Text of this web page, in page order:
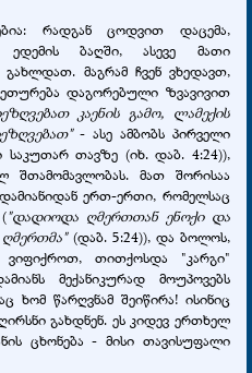
რადგან ცოდვით დაცემა,
ედემის ბაღში, ასევე მათი
მაგრამ ჩვენ ვხედავთ,
დაგორებული ზვავივით
კაენის გამო, ლამექის
- ასე ამბობს პირველი
საკუთარ თავზე (იხ. დაბ. 4:24)),
შთამომავლობას. მათ შორისაა
ერთ-ერთი, რომელსაც
"დადიოდა ღმერთთან ენოქი და
ღმერთმა"(დაბ. 5:24)), და ბოლოს,
თითქოსდა "კარგი"
მექანიკურად მოუპოვებს
ხომ წარღვნამ შეიწირა! ისინიც
გახდნენ. ეს კიდევ ერთხელ
ცხონება - მისი თავისუფალი